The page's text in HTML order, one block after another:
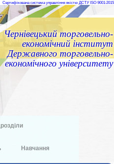
Чернівецький торговельно-
економічний інститут
Державного торговельно-
економічного університету
Сертифікована система управління якістю ДСТУ ISO 9001:2015
Навчання